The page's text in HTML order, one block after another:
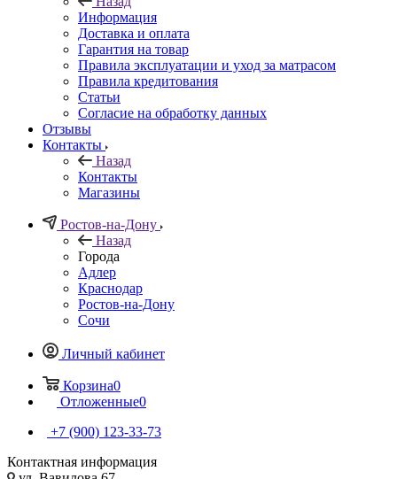
Информация
Доставка и оплата
Гарантия на товар
Правила эксплуатации и уход за матрасом
Правила кредитования
Статьи
Согласие на обработку данных
Отзывы
Контакты
Назад
Контакты
Магазины
Ростов-на-Дону
Назад
Города
Адлер
Краснодар
Ростов-на-Дону
Сочи
Личный кабинет
Корзина0
Отложенные0
+7 (900) 123-33-73
Контактная информация